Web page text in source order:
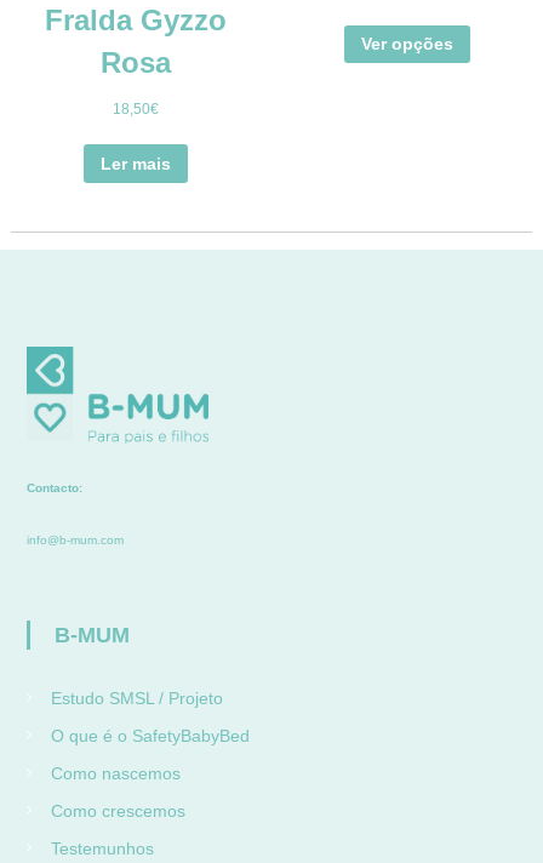
Fralda Gyzzo
Rosa
18,50€
Ler mais
Ver opções
Contacto:
info@b-mum.com
B-MUM
Estudo SMSL / Projeto
O que é o SafetyBabyBed
Como nascemos
Como crescemos
Testemunhos